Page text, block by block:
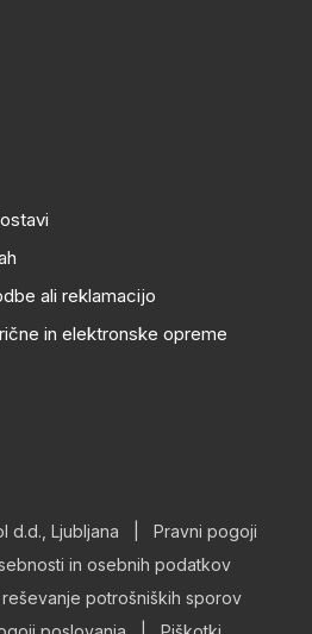
ali reklamacijo
in elektronske opreme
d.d., Ljubljana
Pravni pogoji
in osebnih podatkov
potrošniških sporov